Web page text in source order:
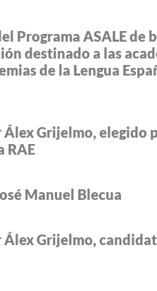
Programa ASALE de
destinado a las
de la Lengua
Grijelmo, elegido
RAE
Manuel Blecua
Grijelmo,